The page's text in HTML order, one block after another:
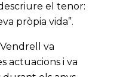
el tenor:
pròpia vida”.
va
actuacions i va